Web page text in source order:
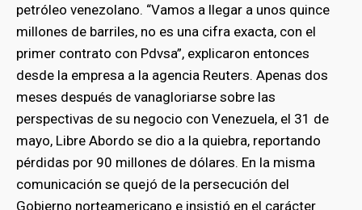
petróleo venezolano. “Vamos a llegar a unos quince
millones de barriles, no es una cifra exacta, con el
primer contrato con Pdvsa”, explicaron entonces
desde la empresa a la agencia Reuters. Apenas dos
meses después de vanagloriarse sobre las
perspectivas de su negocio con Venezuela, el 31 de
mayo, Libre Abordo se dio a la quiebra, reportando
pérdidas por 90 millones de dólares. En la misma
comunicación se quejó de la persecución del
Gobierno norteamericano e insistió en el carácter